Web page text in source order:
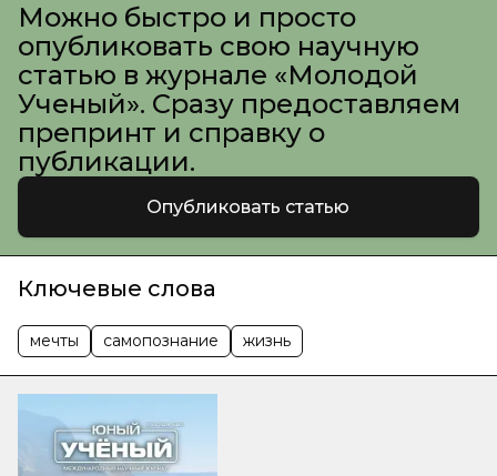
Можно быстро и просто
опубликовать свою научную
статью в журнале «Молодой
Ученый». Сразу предоставляем
препринт и справку о
публикации.
Опубликовать статью
Ключевые слова
мечты самопознание жизнь